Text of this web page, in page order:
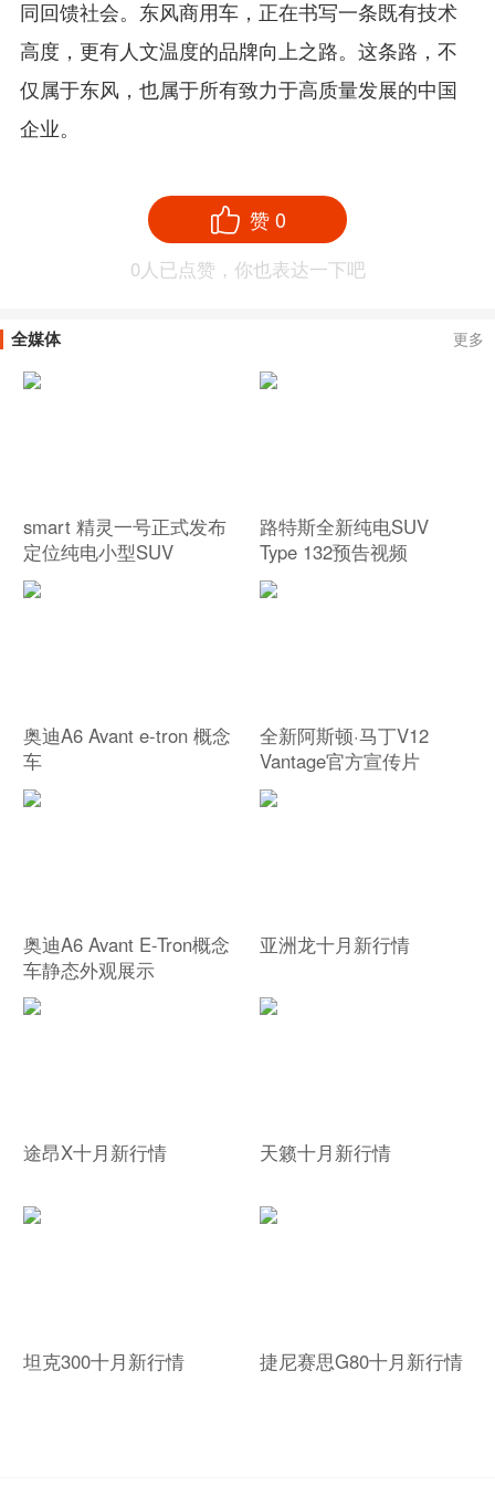
同回馈社会。东风商用车，正在书写一条既有技术
高度，更有人文温度的品牌向上之路。这条路，不
仅属于东风，也属于所有致力于高质量发展的中国
企业。
赞0
0人已点赞，你也表达一下吧
全媒体 更多
smart 精灵一号正式发布
定位纯电小型SUV
路特斯全新纯电SUV
Type 132预告视频
奥迪A6 Avant e-tron 概念
车
全新阿斯顿·马丁V12
Vantage官方宣传片
奥迪A6 Avant E-Tron概念
车静态外观展示
亚洲龙十月新行情
途昂X十月新行情 天籁十月新行情
坦克300十月新行情 捷尼赛思G80十月新行情